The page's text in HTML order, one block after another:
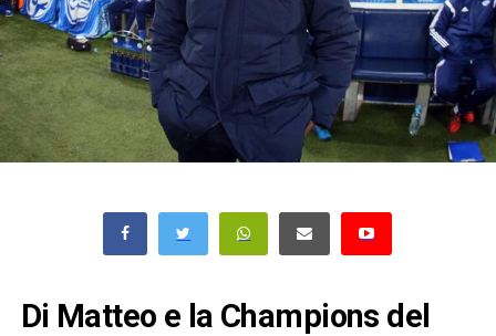
Di Matteo e la Champions del